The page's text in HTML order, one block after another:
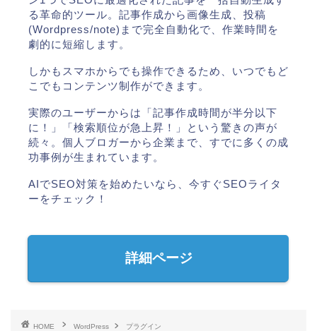
る革命的ツール。記事作成から画像生成、投稿
(Wordpress/note)まで完全自動化で、作業時間を
劇的に短縮します。
しかもスマホからでも操作できるため、いつでもど
こでもコンテンツ制作ができます。
実際のユーザーからは「記事作成時間が半分以下
に！」「検索順位が急上昇！」という驚きの声が
続々。個人ブロガーから企業まで、すでに多くの成
功事例が生まれています。
AIでSEO対策を始めたいなら、今すぐSEOライタ
ーをチェック！
詳細ページ
HOME WordPress
プラグイン